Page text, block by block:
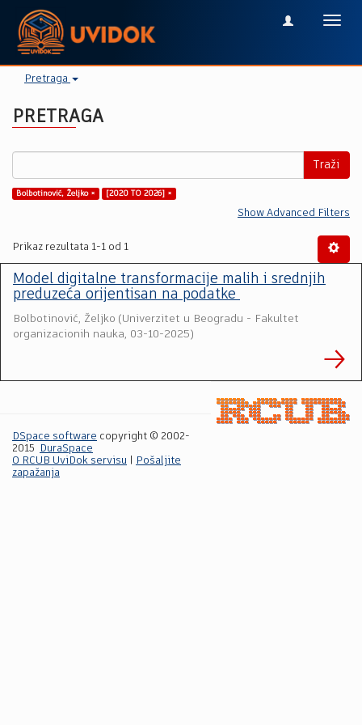
Pretraga
PRETRAGA
Traži
Bolbotinović, Željko × [2020 TO 2026] ×
Show Advanced Filters
Prikaz rezultata 1-1 od 1
Model digitalne transformacije malih i srednjih
preduzeća orijentisan na podatke
Bolbotinović, Željko (Univerzitet u Beogradu - Fakultet
organizacionih nauka, 03-10-2025)
DSpace software copyright © 2002-
2015
DuraSpace
O RCUB UviDok servisu
Pošaljite
zapažanja